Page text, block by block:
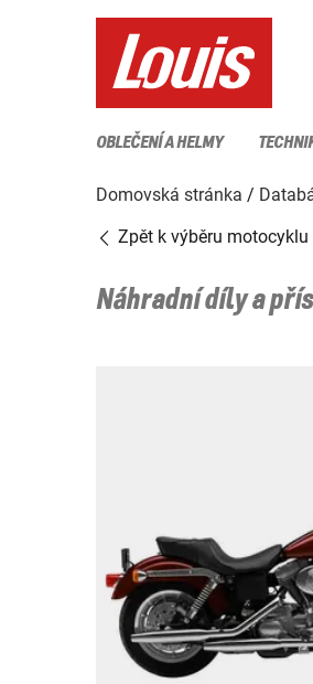
OBLEČENÍ A HELMY
Domovská stránka
Zpět k výběru motocyklu
Náhradní díly a